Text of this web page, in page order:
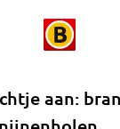
aan: